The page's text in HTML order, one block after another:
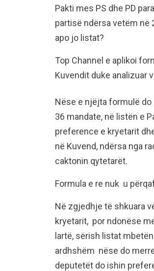
Pakti mes PS dhe PD
partisë ndërsa vetëm në
apo jo listat?
Top Channel e aplikoi
Kuvendit duke analizuar
Nëse e njëjta formulë do
36 mandate, në listën e
preference e kryetarit
në Kuvend, ndërsa nga
caktonin qytetarët.
Formula e re nuk u
Në zgjedhje të shkuara
kryetarit, por ndonëse
lartë, sërish listat
ardhshëm nëse do
deputetët do ishin